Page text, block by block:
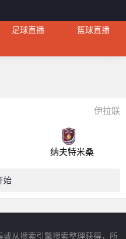
足球直播
篮球直播
伊拉联
纳夫特米桑
始
从搜索引擎搜索整理获得，所